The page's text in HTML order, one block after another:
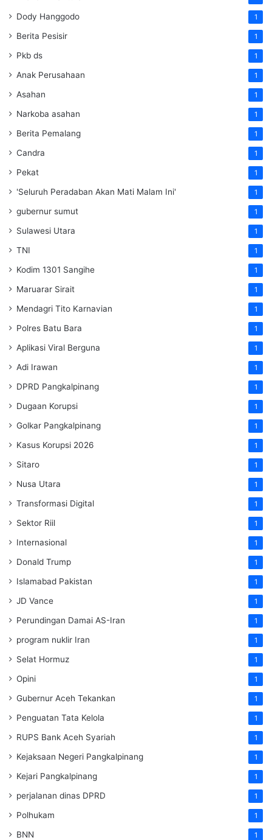
Dody Hanggodo 1
Berita Pesisir 1
Pkb ds 1
Anak Perusahaan 1
Asahan 1
Narkoba asahan 1
Berita Pemalang 1
Candra 1
Pekat 1
'Seluruh Peradaban Akan Mati Malam Ini' 1
gubernur sumut 1
Sulawesi Utara 1
TNI 1
Kodim 1301 Sangihe 1
Maruarar Sirait 1
Mendagri Tito Karnavian 1
Polres Batu Bara 1
Aplikasi Viral Berguna 1
Adi Irawan 1
DPRD Pangkalpinang 1
Dugaan Korupsi 1
Golkar Pangkalpinang 1
Kasus Korupsi 2026 1
Sitaro 1
Nusa Utara 1
Transformasi Digital 1
Sektor Riil 1
Internasional 1
Donald Trump 1
Islamabad Pakistan 1
JD Vance 1
Perundingan Damai AS-Iran 1
program nuklir Iran 1
Selat Hormuz 1
Opini 1
Gubernur Aceh Tekankan 1
Penguatan Tata Kelola 1
RUPS Bank Aceh Syariah 1
Kejaksaan Negeri Pangkalpinang 1
Kejari Pangkalpinang 1
perjalanan dinas DPRD 1
Polhukam 1
BNN 1